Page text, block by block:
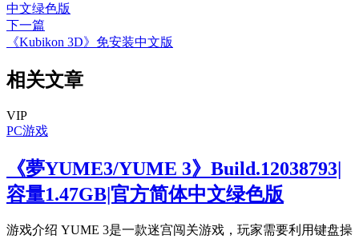
中文绿色版
下一篇
《Kubikon 3D》免安装中文版
相关文章
VIP
PC游戏
《夢YUME3/YUME 3》Build.12038793|
容量1.47GB|官方简体中文绿色版
游戏介绍 YUME 3是一款迷宫闯关游戏，玩家需要利用键盘操